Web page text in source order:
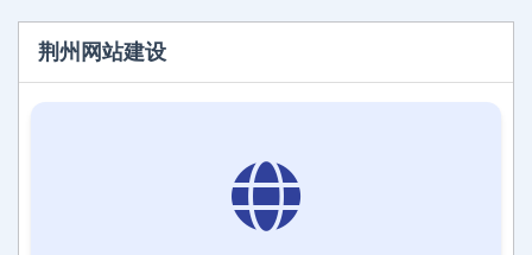
荆州网站建设